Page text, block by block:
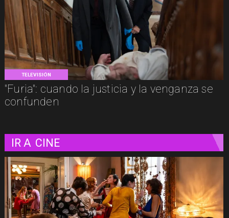
TELEVISIÓN
"Furia": cuando la justicia y la venganza se
confunden
IR A CINE